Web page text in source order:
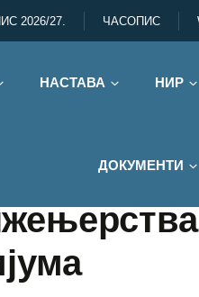
2026/27. ЧАСОПИС
НАСТАВА НИР
ДОКУМЕНТИ